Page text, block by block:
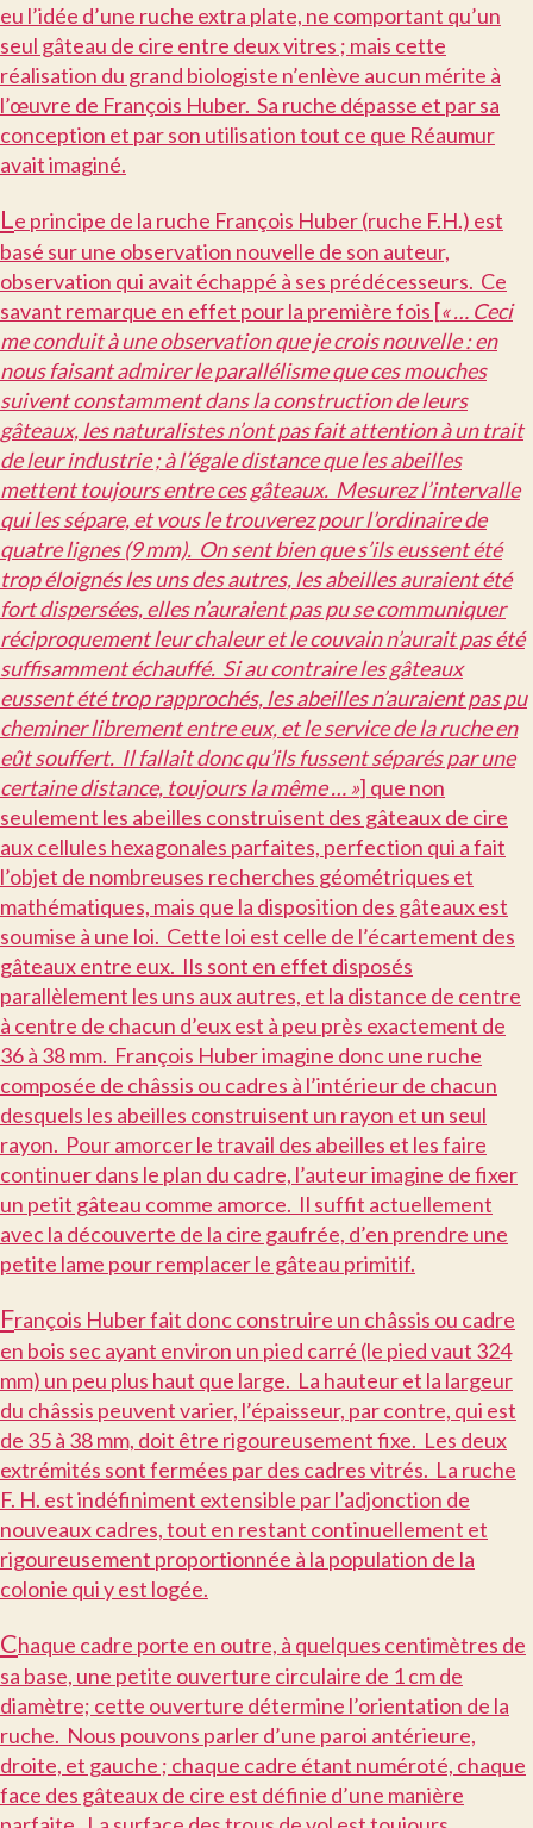
eu l’idée d’une ruche extra plate, ne comportant qu’un
seul gâteau de cire entre deux vitres ; mais cette
réalisation du grand biologiste n’enlève aucun mérite à
l’œuvre de François Huber. Sa ruche dépasse et par sa
conception et par son utilisation tout ce que Réaumur
avait imaginé.
Le principe de la ruche François Huber (ruche F.H.) est
basé sur une observation nouvelle de son auteur,
observation qui avait échappé à ses prédécesseurs. Ce
savant remarque en effet pour la première fois [« … Ceci
me conduit à une observation que je crois nouvelle : en
nous faisant admirer le parallélisme que ces mouches
suivent constamment dans la construction de leurs
gâteaux, les naturalistes n’ont pas fait attention à un trait
de leur industrie ; à l’égale distance que les abeilles
mettent toujours entre ces gâteaux. Mesurez l’intervalle
qui les sépare, et vous le trouverez pour l’ordinaire de
quatre lignes (9 mm). On sent bien que s’ils eussent été
trop éloignés les uns des autres, les abeilles auraient été
fort dispersées, elles n’auraient pas pu se communiquer
réciproquement leur chaleur et le couvain n’aurait pas été
suffisamment échauffé. Si au contraire les gâteaux
eussent été trop rapprochés, les abeilles n’auraient pas pu
cheminer librement entre eux, et le service de la ruche en
eût souffert. Il fallait donc qu’ils fussent séparés par une
certaine distance, toujours la même … »] que non
seulement les abeilles construisent des gâteaux de cire
aux cellules hexagonales parfaites, perfection qui a fait
l’objet de nombreuses recherches géométriques et
mathématiques, mais que la disposition des gâteaux est
soumise à une loi. Cette loi est celle de l’écartement des
gâteaux entre eux. Ils sont en effet disposés
parallèlement les uns aux autres, et la distance de centre
à centre de chacun d’eux est à peu près exactement de
36 à 38 mm. François Huber imagine donc une ruche
composée de châssis ou cadres à l’intérieur de chacun
desquels les abeilles construisent un rayon et un seul
rayon. Pour amorcer le travail des abeilles et les faire
continuer dans le plan du cadre, l’auteur imagine de fixer
un petit gâteau comme amorce. Il suffit actuellement
avec la découverte de la cire gaufrée, d’en prendre une
petite lame pour remplacer le gâteau primitif.
François Huber fait donc construire un châssis ou cadre
en bois sec ayant environ un pied carré (le pied vaut 324
mm) un peu plus haut que large. La hauteur et la largeur
du châssis peuvent varier, l’épaisseur, par contre, qui est
de 35 à 38 mm, doit être rigoureusement fixe. Les deux
extrémités sont fermées par des cadres vitrés. La ruche
F. H. est indéfiniment extensible par l’adjonction de
nouveaux cadres, tout en restant continuellement et
rigoureusement proportionnée à la population de la
colonie qui y est logée.
Chaque cadre porte en outre, à quelques centimètres de
sa base, une petite ouverture circulaire de 1 cm de
diamètre; cette ouverture détermine l’orientation de la
ruche. Nous pouvons parler d’une paroi antérieure,
droite, et gauche ; chaque cadre étant numéroté, chaque
face des gâteaux de cire est définie d’une manière